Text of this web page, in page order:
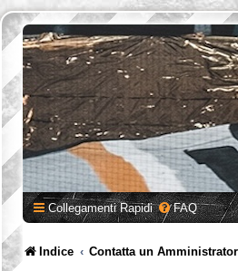
Collegamenti Rapidi FAQ
Indice Contatta un